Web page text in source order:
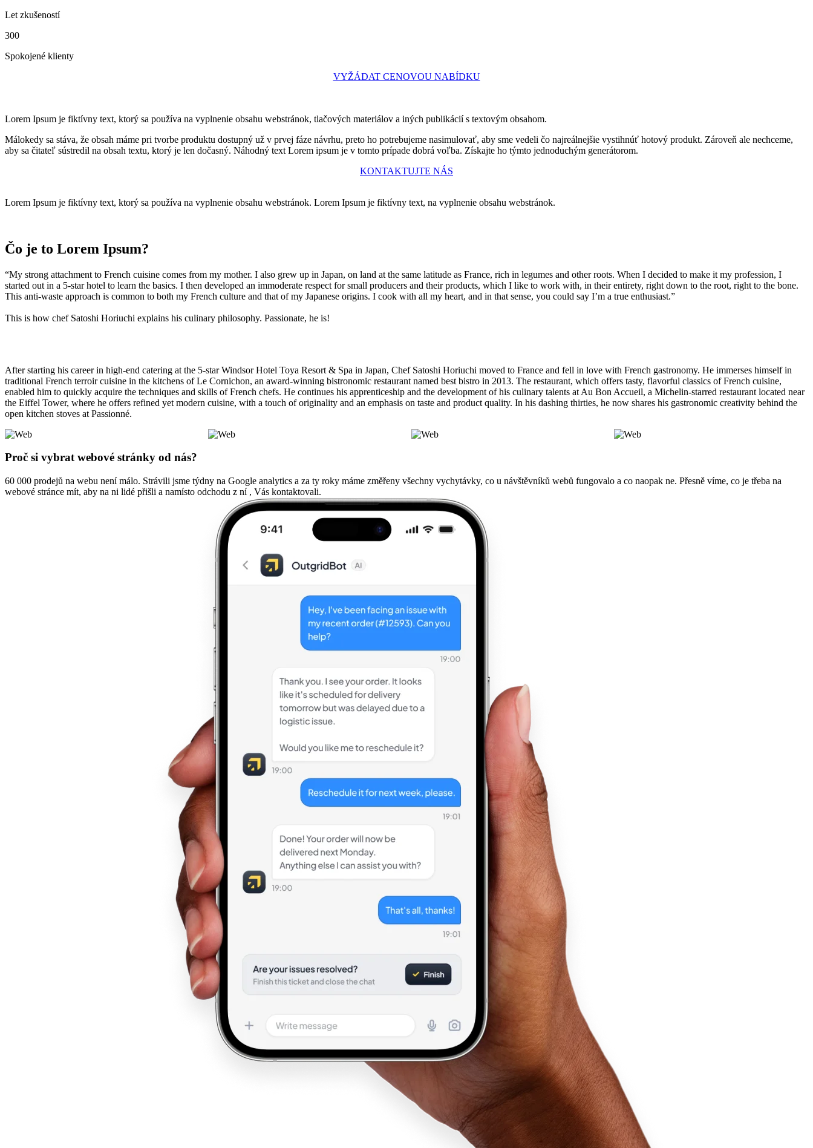
Let zkušeností
300
Spokojené klienty
VYŽÁDAT CENOVOU NABÍDKU
Lorem Ipsum je fiktívny text, ktorý sa používa na vyplnenie obsahu webstránok, tlačových materiálov a iných publikácií s textovým obsahom.
Málokedy sa stáva, že obsah máme pri tvorbe produktu dostupný už v prvej fáze návrhu, preto ho potrebujeme nasimulovať, aby sme vedeli čo najreálnejšie vystihnúť hotový produkt. Zároveň ale nechceme,
aby sa čitateľ sústredil na obsah textu, ktorý je len dočasný. Náhodný text Lorem ipsum je v tomto prípade dobrá voľba. Získajte ho týmto jednoduchým generátorom.
KONTAKTUJTE NÁS
Lorem Ipsum je fiktívny text, ktorý sa používa na vyplnenie obsahu webstránok. Lorem Ipsum je fiktívny text, na vyplnenie obsahu webstránok.
Čo je to Lorem Ipsum?
“My strong attachment to French cuisine comes from my mother. I also grew up in Japan, on land at the same latitude as France, rich in legumes and other roots. When I decided to make it my profession, I
started out in a 5-star hotel to learn the basics. I then developed an immoderate respect for small producers and their products, which I like to work with, in their entirety, right down to the root, right to the bone.
This anti-waste approach is common to both my French culture and that of my Japanese origins. I cook with all my heart, and in that sense, you could say I’m a true enthusiast.”
This is how chef Satoshi Horiuchi explains his culinary philosophy. Passionate, he is!
After starting his career in high-end catering at the 5-star Windsor Hotel Toya Resort & Spa in Japan, Chef Satoshi Horiuchi moved to France and fell in love with French gastronomy. He immerses himself in
traditional French terroir cuisine in the kitchens of Le Cornichon, an award-winning bistronomic restaurant named best bistro in 2013. The restaurant, which offers tasty, flavorful classics of French cuisine,
enabled him to quickly acquire the techniques and skills of French chefs. He continues his apprenticeship and the development of his culinary talents at Au Bon Accueil, a Michelin-starred restaurant located near
the Eiffel Tower, where he offers refined yet modern cuisine, with a touch of originality and an emphasis on taste and product quality. In his dashing thirties, he now shares his gastronomic creativity behind the
open kitchen stoves at Passionné.
Proč si vybrat webové stránky od nás?
60 000 prodejů na webu není málo. Strávili jsme týdny na Google analytics a za ty roky máme změřeny všechny vychytávky, co u návštěvníků webů fungovalo a co naopak ne. Přesně víme, co je třeba na
webové stránce mít, aby na ni lidé přišli a namísto odchodu z ní , Vás kontaktovali.